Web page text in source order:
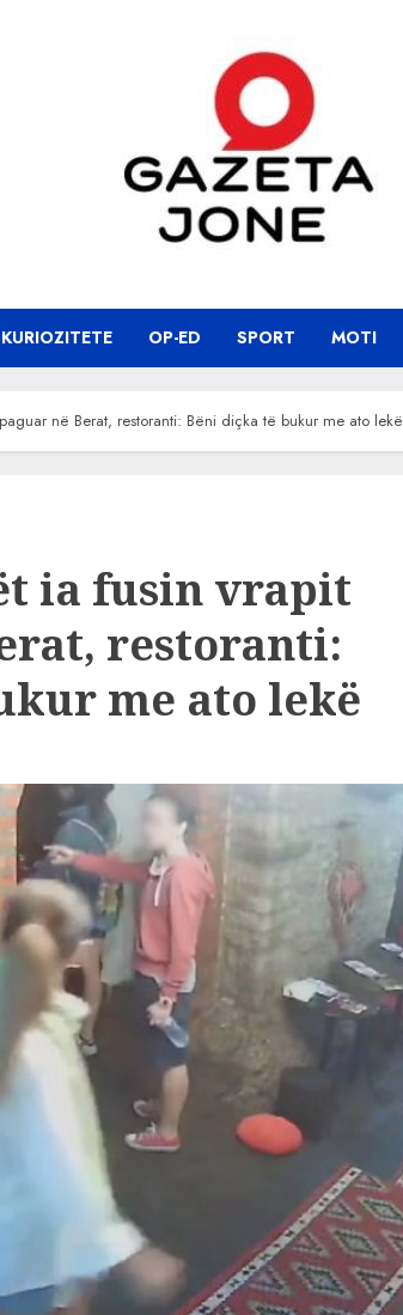
KURIOZITETE OP-ED SPORT MOTI
në Berat, restoranti: Bëni diçka të bukur me ato lekë
ia fusin vrapit
restoranti:
me ato lekë